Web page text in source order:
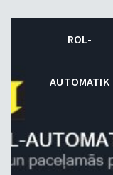
ROL-
AUTOMATIK